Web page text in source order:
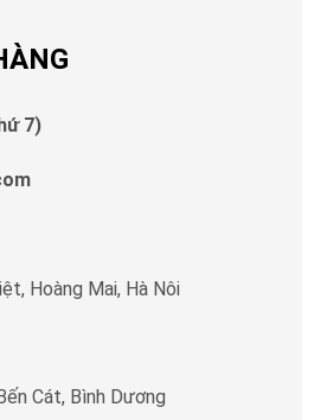
7)
Hoàng Mai, Hà Nôi
Cát, Bình Dương